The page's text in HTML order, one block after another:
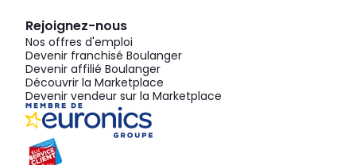
Rejoignez-nous
Nos offres d'emploi
Devenir franchisé Boulanger
Devenir affilié Boulanger
Découvrir la Marketplace
Devenir vendeur sur la Marketplace